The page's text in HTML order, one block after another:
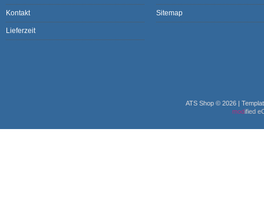
Kontakt
Lieferzeit
Sitemap
ATS Shop © 2026 |
modified